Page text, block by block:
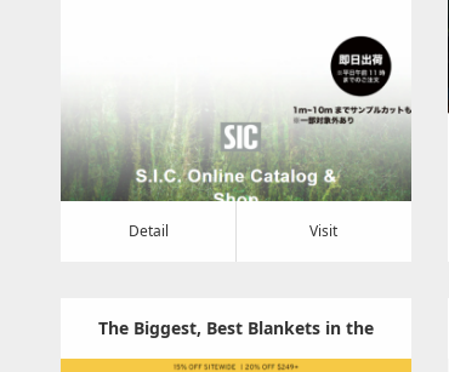
Detail Visit
Detail Visit
The Biggest, Best Blankets in the